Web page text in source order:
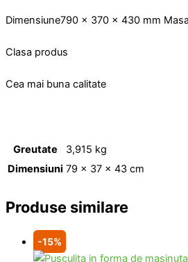
Dimensiune790 x 370 x 430 mm
Clasa produs
Cea mai buna calitate
Greutate
3,915 kg
Dimensiuni 79 × 37 × 43 cm
Produse similare
-15%